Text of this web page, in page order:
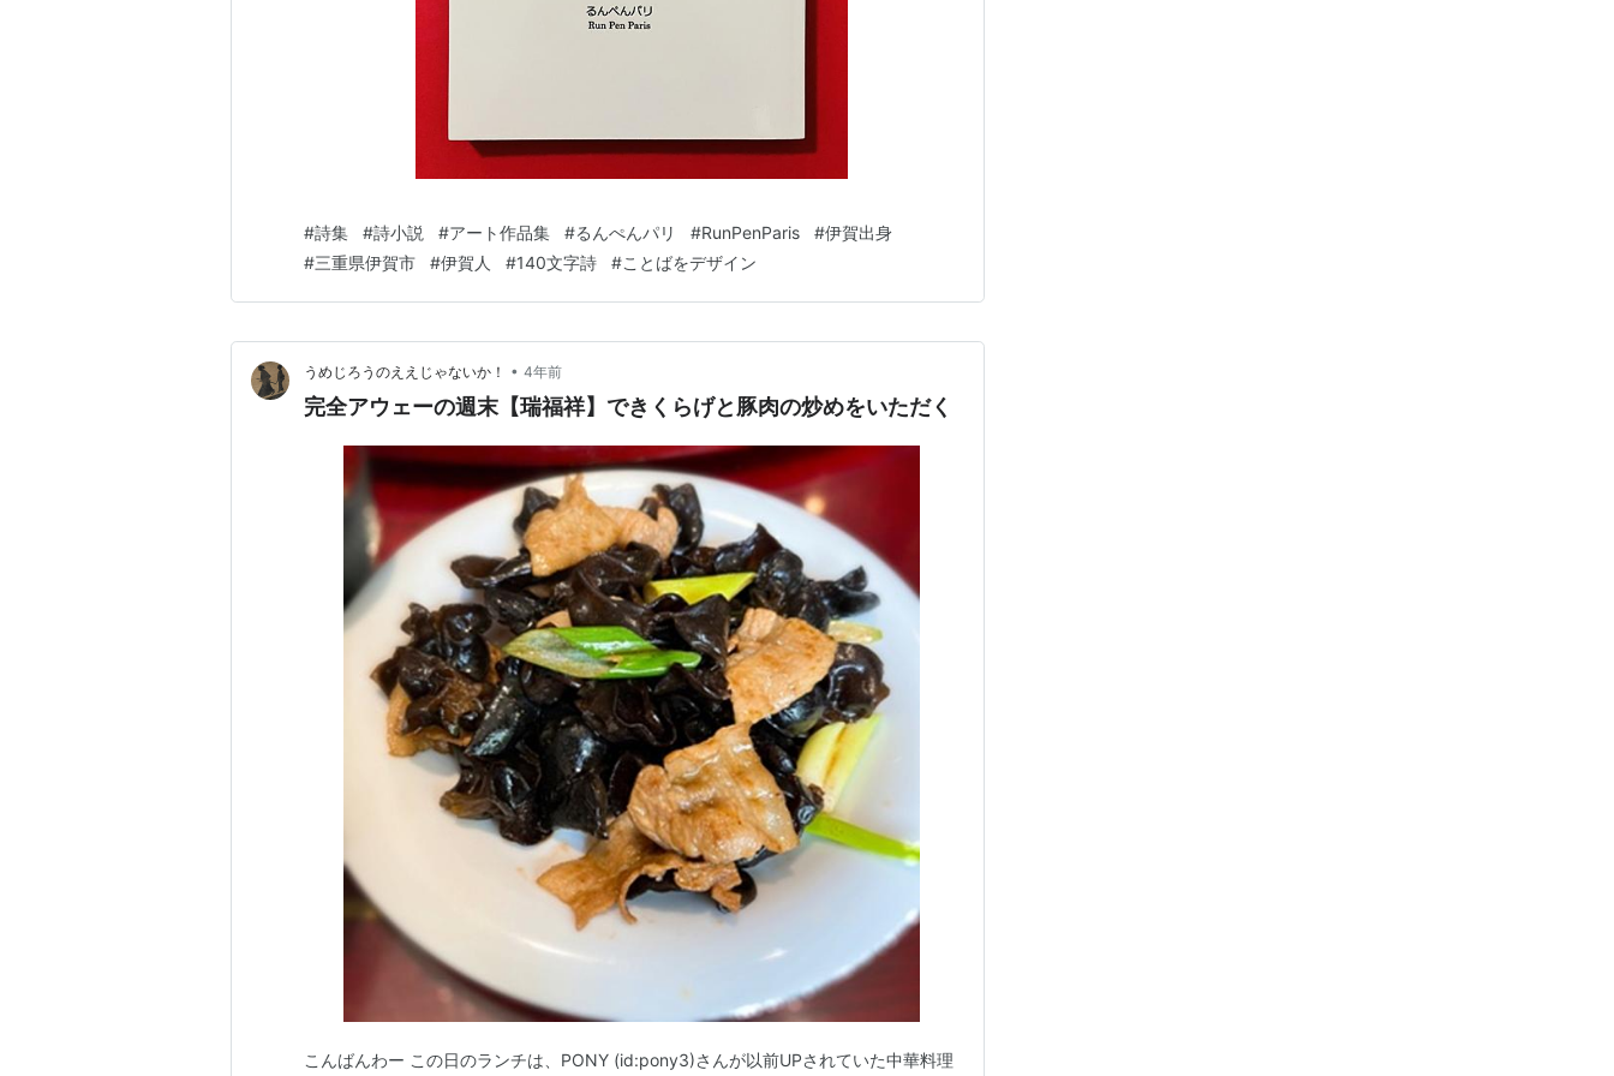
#詩集 #詩小説 #アート作品集 #るんぺんパリ #RunPenParis #伊賀出身
#三重県伊賀市 #伊賀人 #140文字詩 #ことばをデザイン
うめじろうのええじゃないか！ • 4年前
完全アウェーの週末【瑞福祥】できくらげと豚肉の炒めをいただく
こんばんわー この日のランチは、PONY (id:pony3)さんが以前UPされていた中華料理